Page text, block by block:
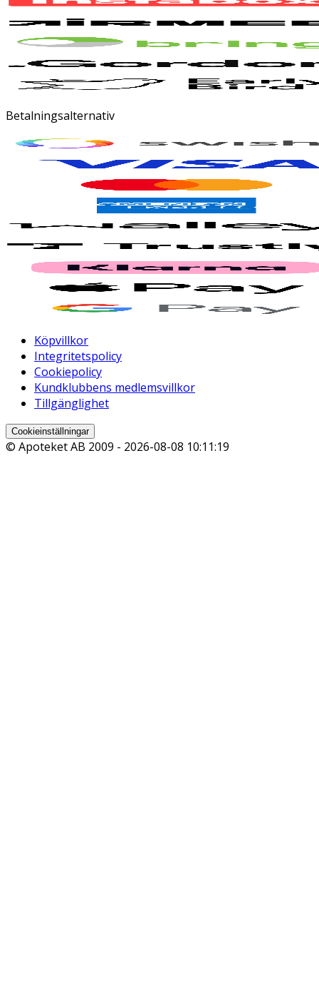
Betalningsalternativ
Köpvillkor
Integritetspolicy
Cookiepolicy
Kundklubbens medlemsvillkor
Tillgänglighet
Cookieinställningar
© Apoteket AB 2009 - 2026-08-08 10:11:19